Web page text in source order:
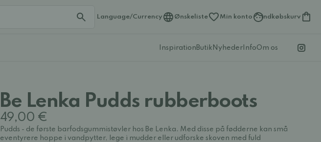
Language/Currency Ønskeliste Min konto Indkøbskurv
Inspiration Butik Nyheder InfoOm os
Be Lenka Pudds rubberboots
49,00 €
Pudds - de første barfodsgummistøvler hos Be Lenka. Med disse på fødderne kan små
eventyrere hoppe i vandpytter, lege i mudder eller udforske skoven med fuld